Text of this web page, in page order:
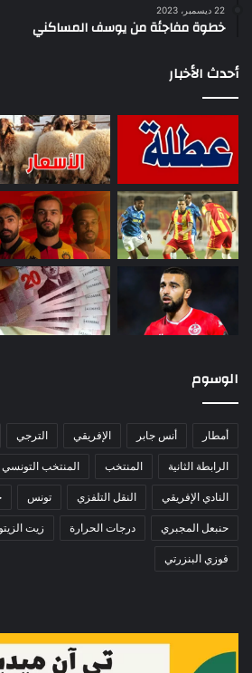
22 ديسمبر، 2023
خطوة مفاجئة من يوسف المساكني
أحدث الأخبار
الوسوم
أمطار أنس جابر الإفريقي الترجي
الرابطة الثانية المنتخب المنتخب التونسي
النادي الإفريقي النقل التلفزي تونس
حنبعل المجبري درجات الحرارة زيت
فوزي البنزرتي